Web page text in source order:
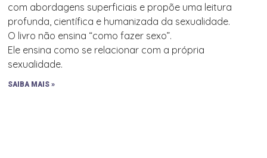
com abordagens superficiais e propõe uma leitura
profunda, científica e humanizada da sexualidade.
O livro não ensina “como fazer sexo”.
Ele ensina como se relacionar com a própria
sexualidade.
SAIBA MAIS »